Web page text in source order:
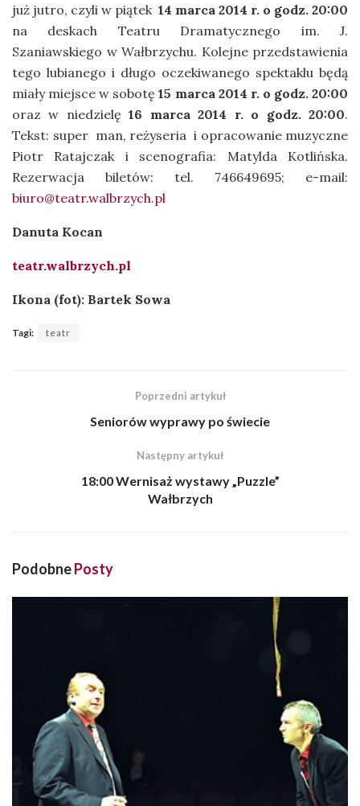
już jutro, czyli w piątek 14 marca 2014 r. o godz. 20:00
na deskach Teatru Dramatycznego im. J.
Szaniawskiego w Wałbrzychu. Kolejne przedstawienia
tego lubianego i długo oczekiwanego spektaklu będą
miały miejsce w sobotę15 marca 2014 r. o godz. 20:00
oraz w niedzielę16 marca 2014 r. o godz. 20:00.
Tekst: super man, reżyseria i opracowanie muzyczne
Piotr Ratajczak i scenografia: Matylda Kotlińska.
Rezerwacja biletów: tel. 746649695; e-mail:
biuro@teatr.walbrzych.pl
Danuta Kocan
teatr.walbrzych.pl
Ikona (fot): Bartek Sowa
Tagi: teatr
Poprzedni artykuł
Seniorów wyprawy po świecie
Następny artykuł
18:00 Wernisaż wystawy „Puzzle”
Wałbrzych
PodobnePosty